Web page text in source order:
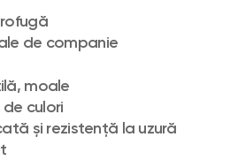
de companie
moale
culori
și rezistență la uzură